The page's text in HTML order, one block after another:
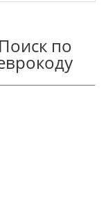
Поиск по